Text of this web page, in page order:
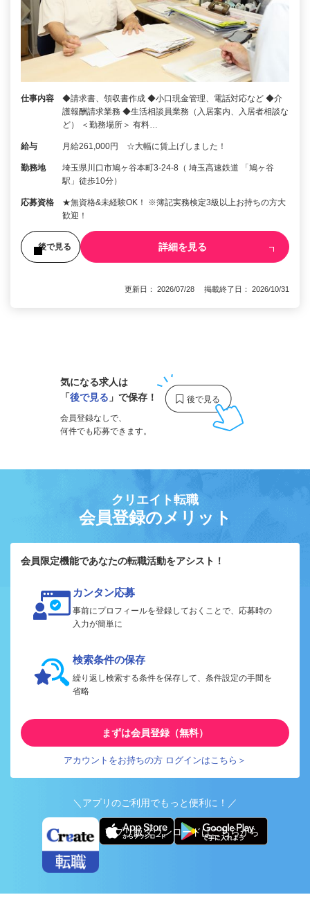
仕事内容
◆請求書、領収書作成 ◆小口現金管理、電話対応など ◆介
護報酬請求業務 ◆生活相談員業務（入居案内、入居者相談な
ど） ＜勤務場所＞ 有料…
給与 月給261,000円 ☆大幅に賃上げしました！
勤務地
埼玉県川口市鳩ヶ谷本町3-24-8（ 埼玉高速鉄道 「鳩ヶ谷
駅」徒歩10分）
応募資格
★無資格&未経験OK！ ※簿記実務検定3級以上お持ちの方大
歓迎！
後で見る 詳細を見る
更新日： 2026/07/28 掲載終了日： 2026/10/31
気になる求人は
「後で見る 」で保存！
会員登録なしで、
何件でも応募できます。
クリエイト転職
会員登録のメリット
会員限定機能であなたの転職活動をアシスト！
カンタン応募
事前にプロフィールを登録しておくことで、応募時の
入力が簡単に
検索条件の保存
繰り返し検索する条件を保存して、条件設定の手間を
省略
まずは会員登録（無料）
アカウントをお持ちの方 ログインはこちら＞
＼アプリのご利用でもっと便利に！／
アプリ版ダウンロードはこちらから